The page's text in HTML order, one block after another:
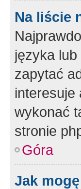
Na liście
języka lub
zapytać
interesuje
wykonać
stronie
Góra
Jak